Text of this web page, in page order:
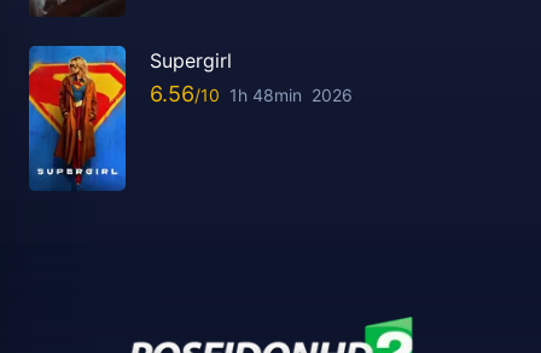
Supergirl
6.56 1h 48min 2026